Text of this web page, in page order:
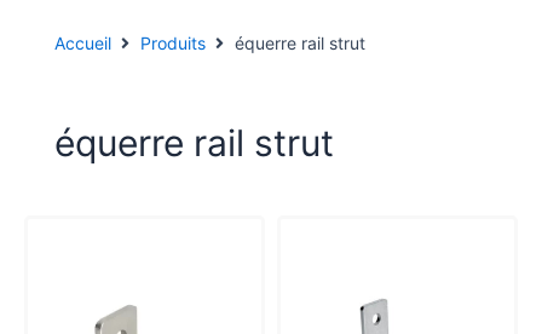
Accueil Produits équerre rail strut
équerre rail strut